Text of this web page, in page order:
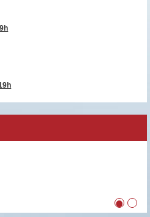
••